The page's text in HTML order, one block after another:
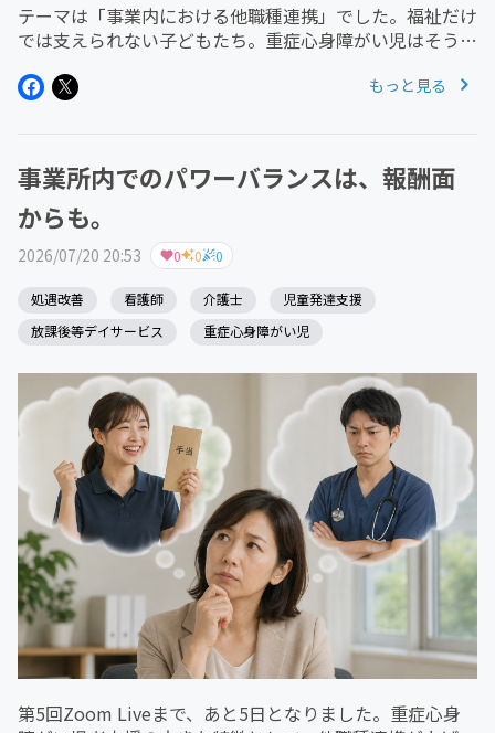
テーマは「事業内における他職種連携」でした。福祉だけ
では支えられない子どもたち。重症心身障がい児はそう言
リハビリテーションの3職種の専門家たちが、有機的な連
もっと見る
事業所内でのパワーバランスは、報酬面
からも。
2026/07/20 20:53 0 0 0
処遇改善 看護師 介護士
児童発達支援
放課後等デイサービス
重症心身障がい児
第5回Zoom Liveまで、あと5日となりました。重症心身